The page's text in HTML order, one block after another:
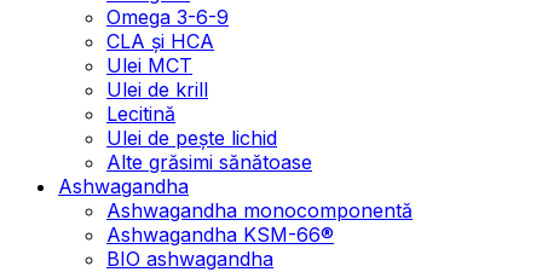
Omega 3-6-9
CLA şi HCA
Ulei MCT
Ulei de krill
Lecitină
Ulei de pește lichid
Alte grăsimi sănătoase
Ashwagandha
Ashwagandha monocomponentă
Ashwagandha KSM-66®
BIO ashwagandha